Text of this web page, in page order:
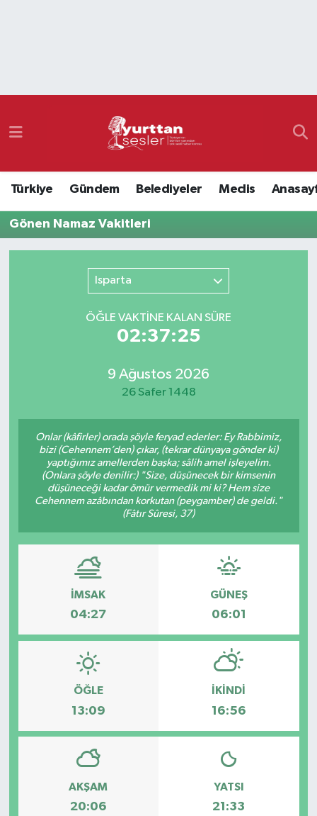
Türkiye Gündem Belediyeler Meclis
Gönen Namaz Vakitleri
Isparta
ÖĞLE VAKTİNE KALAN SÜRE
02:37:25
9 Ağustos 2026
26 Safer 1448
Onlar (kâfirler) orada şöyle feryad ederler: Ey Rabbimiz,
bizi (Cehennem’den) çıkar, (tekrar dünyaya gönder ki)
yaptığımız amellerden başka; sâlih amel işleyelim.
(Onlara şöyle denilir:) "Size, düşünecek bir kimsenin
düşüneceği kadar ömür vermedik mi ki? Hem size
Cehennem azâbından korkutan (peygamber) de geldi."
(Fâtır Sûresi, 37)
İMSAK
04:27
GÜNEŞ
06:01
ÖĞLE
13:09
İKINDI
16:56
AKŞAM
20:06
YATSI
21:33
Namaz Vakitleri
Süper Lig Puan Durumu ve Fikstür
Son Dakika Haberleri